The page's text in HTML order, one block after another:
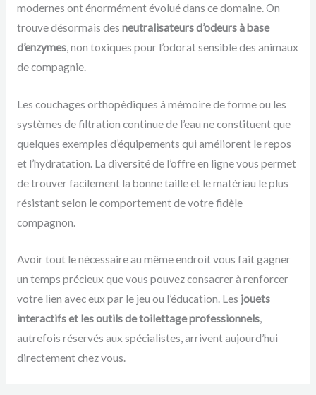
modernes ont énormément évolué dans ce domaine. On
trouve désormais des neutralisateurs d’odeurs à base
d’enzymes, non toxiques pour l’odorat sensible des animaux
de compagnie.
Les couchages orthopédiques à mémoire de forme ou les
systèmes de filtration continue de l’eau ne constituent que
quelques exemples d’équipements qui améliorent le repos
et l’hydratation. La diversité de l’offre en ligne vous permet
de trouver facilement la bonne taille et le matériau le plus
résistant selon le comportement de votre fidèle
compagnon.
Avoir tout le nécessaire au même endroit vous fait gagner
un temps précieux que vous pouvez consacrer à renforcer
votre lien avec eux par le jeu ou l’éducation. Les jouets
interactifs et les outils de toilettage professionnels,
autrefois réservés aux spécialistes, arrivent aujourd’hui
directement chez vous.